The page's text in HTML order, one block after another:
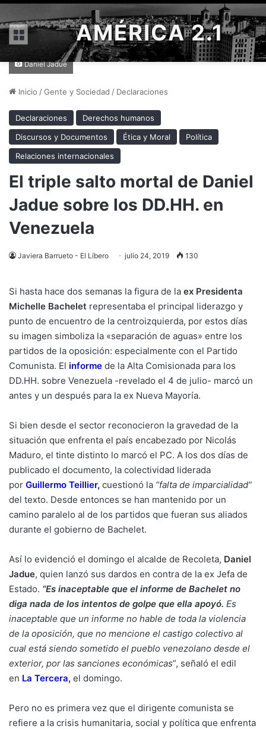
Menú AMÉRICA 2.1
Daniel Jadue
Inicio /Gente y Sociedad / Declaraciones
Declaraciones
Derechos humanos
Discursos y Documentos
Ética y Moral
Política
Relaciones internacionales
El triple salto mortal de Daniel
Jadue sobre los DD.HH. en
Venezuela
Javiera Barrueto - El Líbero julio 24, 2019 130
Si hasta hace dos semanas la figura de la ex Presidenta
Michelle Bachelet representaba el principal liderazgo y
punto de encuentro de la centroizquierda, por estos días
su imagen simboliza la «separación de aguas» entre los
partidos de la oposición: especialmente con el Partido
Comunista. El informe de la Alta Comisionada para los
DD.HH. sobre Venezuela -revelado el 4 de julio- marcó un
antes y un después para la ex Nueva Mayoría.
Si bien desde el sector reconocieron la gravedad de la
situación que enfrenta el país encabezado por Nicolás
Maduro, el tinte distinto lo marcó el PC. A los dos días de
publicado el documento, la colectividad liderada
por Guillermo Teillier, cuestionó la “falta de imparcialidad”
del texto. Desde entonces se han mantenido por un
camino paralelo al de los partidos que fueran sus aliados
durante el gobierno de Bachelet.
Así lo evidenció el domingo el alcalde de Recoleta, Daniel
Jadue, quien lanzó sus dardos en contra de la ex Jefa de
Estado. “Es inaceptable que el informe de Bachelet no
diga nada de los intentos de golpe que ella apoyó. Es
inaceptable que un informe no hable de toda la violencia
de la oposición, que no mencione el castigo colectivo al
cual está siendo sometido el pueblo venezolano desde el
exterior, por las sanciones económicas”, señaló el edil
en La Tercera, el domingo.
Pero no es primera vez que el dirigente comunista se
refiere a la crisis humanitaria, social y política que enfrenta